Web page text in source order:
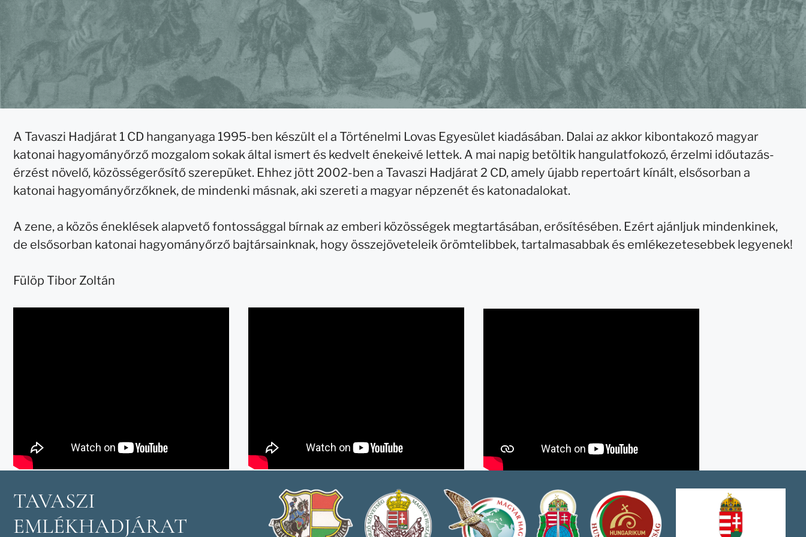
A Tavaszi Hadjárat 1 CD hanganyaga 1995-ben készült el a Történelmi Lovas Egyesület kiadásában. Dalai az akkor kibontakozó magyar
katonai hagyományőrző mozgalom sokak által ismert és kedvelt énekeivé lettek. A mai napig betöltik hangulatfokozó, érzelmi időutazás-
érzést növelő, közösségerősítő szerepüket. Ehhez jött 2002-ben a Tavaszi Hadjárat 2 CD, amely újabb repertoárt kínált, elsősorban a
katonai hagyományőrzőknek, de mindenki másnak, aki szereti a magyar népzenét és katonadalokat.
A zene, a közös éneklések alapvető fontossággal bírnak az emberi közösségek megtartásában, erősítésében. Ezért ajánljuk mindenkinek,
de elsősorban katonai hagyományőrző bajtársainknak, hogy összejöveteleik örömtelibbek, tartalmasabbak és emlékezetesebbek legyenek!
Fülöp Tibor Zoltán
TAVASZI
EMLÉKHADJÁRAT